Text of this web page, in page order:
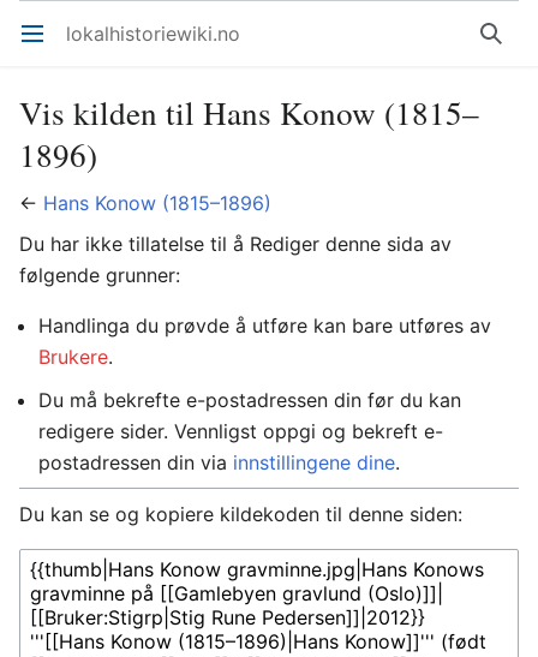
Åpne hovedmenyen lokalhistoriewiki.no Søk
Vis kilden til Hans Konow (1815–
1896)
← Hans Konow (1815–1896)
Du har ikke tillatelse til å Rediger denne sida av
følgende grunner:
Handlinga du prøvde å utføre kan bare utføres av
Brukere.
Du må bekrefte e-postadressen din før du kan
redigere sider. Vennligst oppgi og bekreft e-
postadressen din via innstillingene dine.
Du kan se og kopiere kildekoden til denne siden: